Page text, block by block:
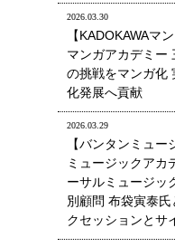
2026.03.30
【KADOKAWAマ
マンガアカデミー
の挑戦をマンガ化
化発展へ貢献
2026.03.29
【バンタンミュ
ミュージックアカ
ーサルミュージッ
別顧問 布袋寅泰
クセッションとサ